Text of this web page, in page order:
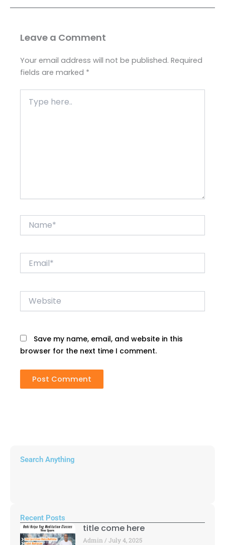
Leave a Comment
Your email address will not be published. Required
fields are marked *
here..
Website
Save my name, email, and website in this
browser for the next time I comment.
Search Anything
Recent Posts
title come here
Admin July 4, 2025